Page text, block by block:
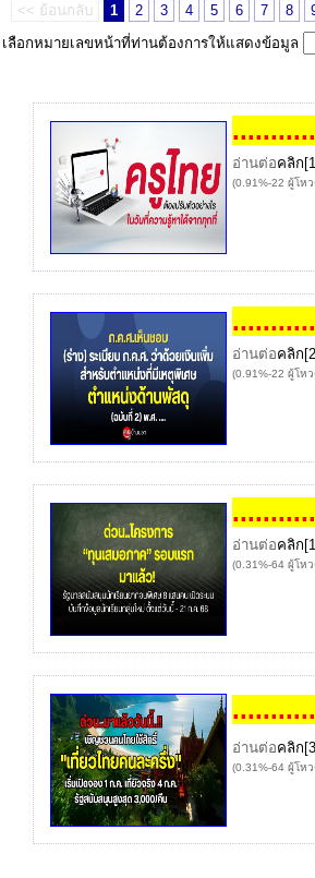
<< ย้อนกลับ 1 2 3 4 5 6 7 8
เลือกหมายเลขหน้าที่ท่านต้องการให้แสดงข้อมูล
..........
อ่านต่อคลิก
(0.91%-22 ผู้โห
..........
อ่านต่อคลิก
(0.91%-22 ผู้โห
..........
อ่านต่อคลิก
(0.31%-64 ผู้โห
..........
อ่านต่อคลิก
(0.31%-64 ผู้โห